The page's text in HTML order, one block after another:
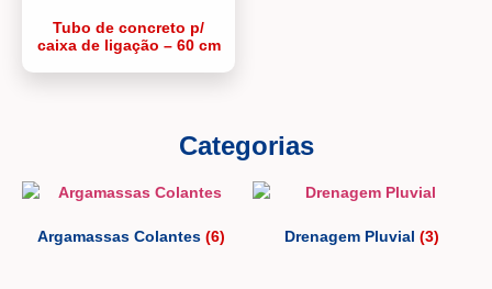
Tubo de concreto p/
caixa de ligação – 60 cm
Categorias
Argamassas Colantes (6) Drenagem Pluvial (3)